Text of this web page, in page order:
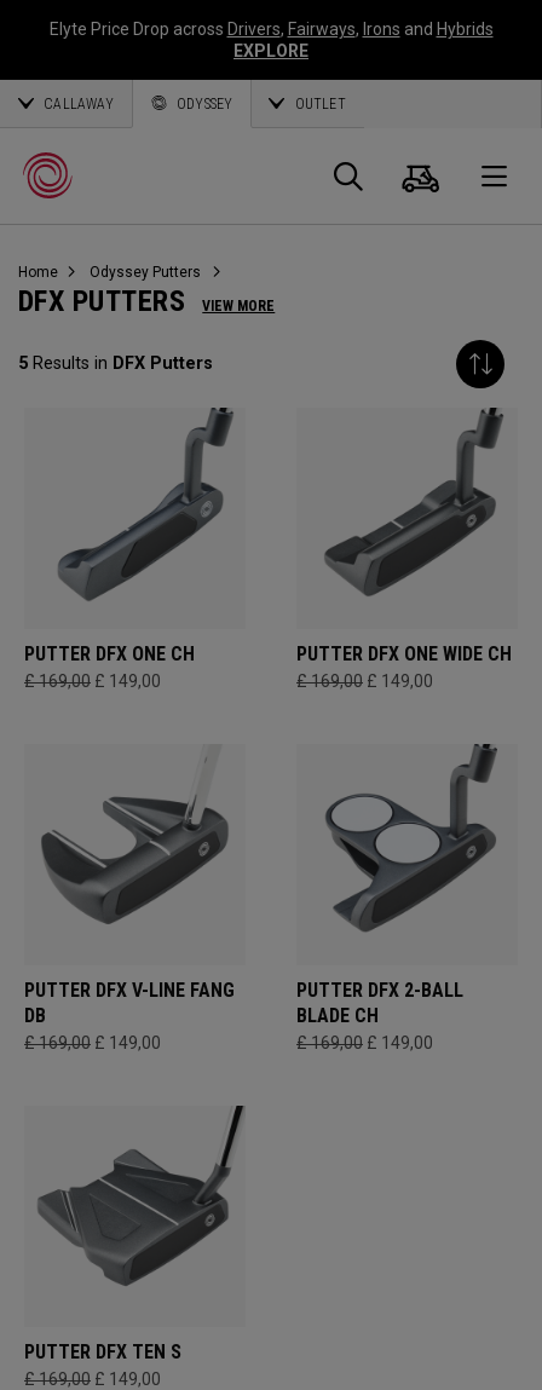
Elyte Price Drop across Drivers, Fairways, Irons and Hybrids
EXPLORE
CALLAWAY ODYSSEY OUTLET
Callaway
Golf
Panier
Home Odyssey Putters
DFX PUTTERS VIEW MORE
5 Results in DFX Putters
PUTTER DFX ONE CH
£ 169,00 £ 149,00
PUTTER DFX ONE WIDE CH
£ 169,00 £ 149,00
PUTTER DFX V-LINE FANG
DB
£ 169,00 £ 149,00
PUTTER DFX 2-BALL
BLADE CH
£ 169,00 £ 149,00
PUTTER DFX TEN S
£ 169,00 £ 149,00